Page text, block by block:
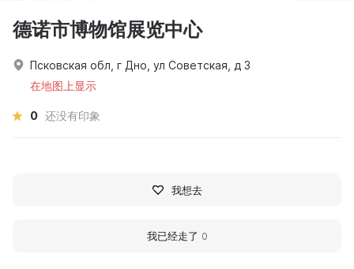
德诺市博物馆展览中心
Псковская обл, г Дно, ул Советская, д 3
在地图上显示
0 还没有印象
我想去
我已经走了 0